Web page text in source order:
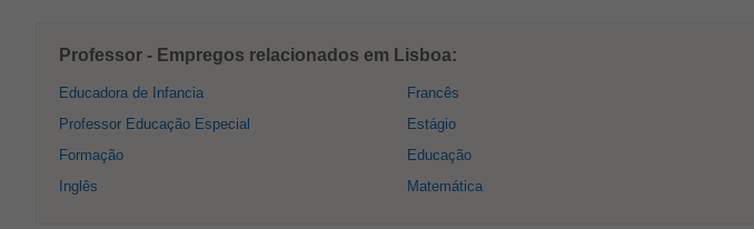
Professor - Empregos relacionados em Lisboa:
Educadora de Infancia
Professor Educação Especial
Formação
Inglês
Francês
Estágio
Educação
Matemática